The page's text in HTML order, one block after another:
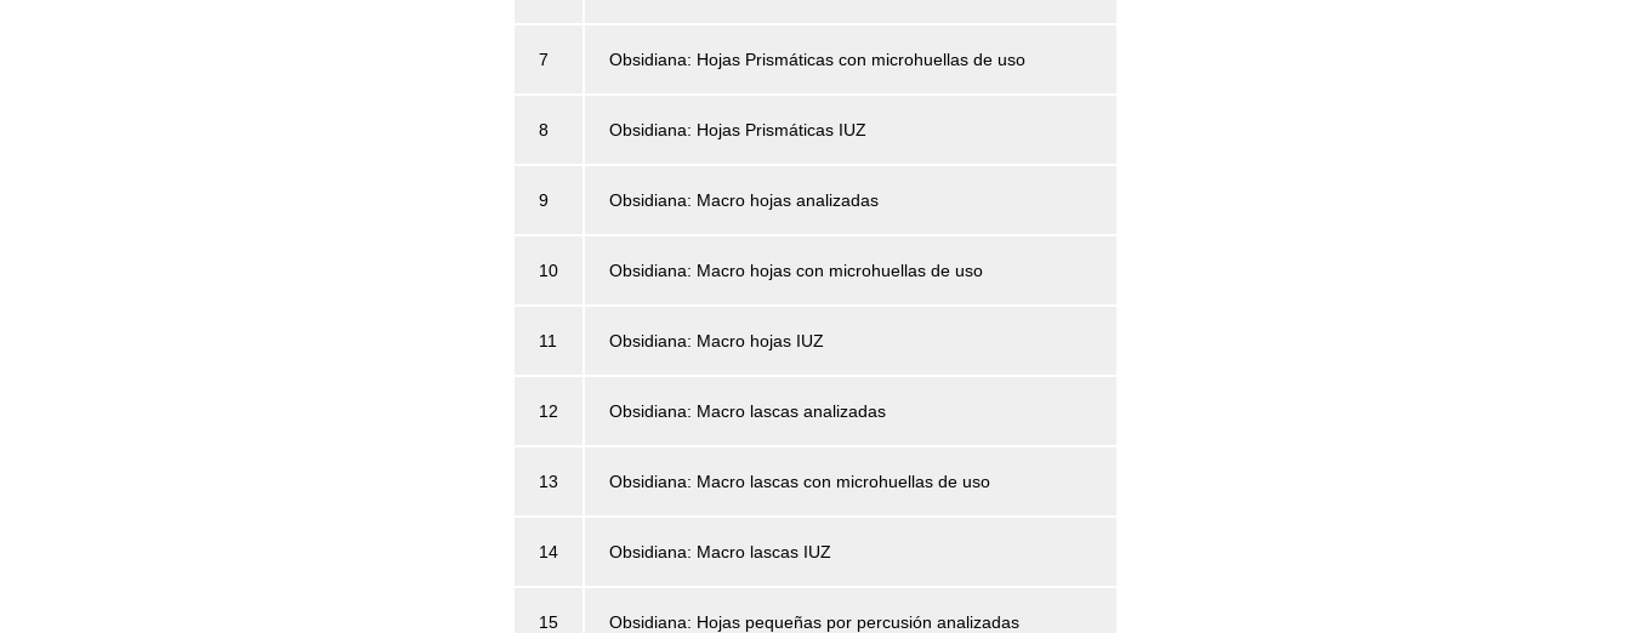
7 Obsidiana: Hojas Prismáticas con microhuellas de uso
8 Obsidiana: Hojas Prismáticas IUZ
9 Obsidiana: Macro hojas analizadas
10 Obsidiana: Macro hojas con microhuellas de uso
11 Obsidiana: Macro hojas IUZ
12 Obsidiana: Macro lascas analizadas
13 Obsidiana: Macro lascas con microhuellas de uso
14 Obsidiana: Macro lascas IUZ
15 Obsidiana: Hojas pequeñas por percusión analizadas